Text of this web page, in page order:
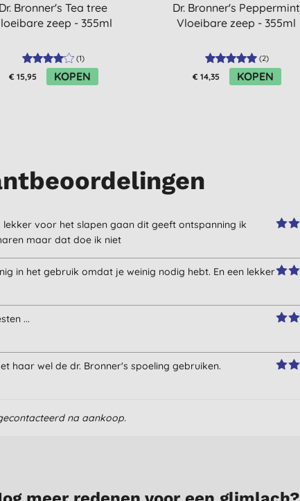
Dr. Bronner's Tea tree
zeep - 355ml
(1)
€ 15,95 KOPEN
Dr. Bronner's Peppermint
Vloeibare zeep - 355ml
(2)
€ 14,35 KOPEN
voor het slapen gaan dit geeft ontspanning ik
maar dat doe ik niet
in het gebruik omdat je weinig nodig hebt. En een lekker
...
haar wel de dr. Bronner's spoeling gebruiken.
na aankoop.